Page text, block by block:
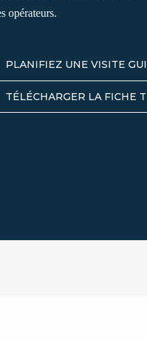
opérateurs.
PLANIFIEZ UNE VISITE
TÉLÉCHARGER LA FICHE